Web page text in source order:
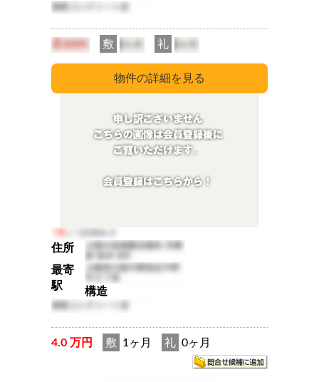
敷 礼
住所
最寄
駅
構造
4.0 万円 敷 1ヶ月 礼 0ヶ月